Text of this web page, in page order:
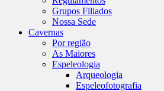
Grupos Filiados
Nossa Sede
Cavernas
Por região
As Maiores
Espeleologia
Arqueologia
Espeleofotografia